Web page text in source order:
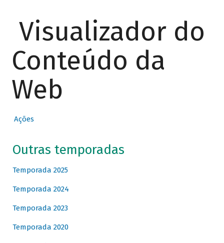
Visualizador do
Conteúdo da
Web
Ações
Outras temporadas
Temporada 2025
Temporada 2024
Temporada 2023
Temporada 2020